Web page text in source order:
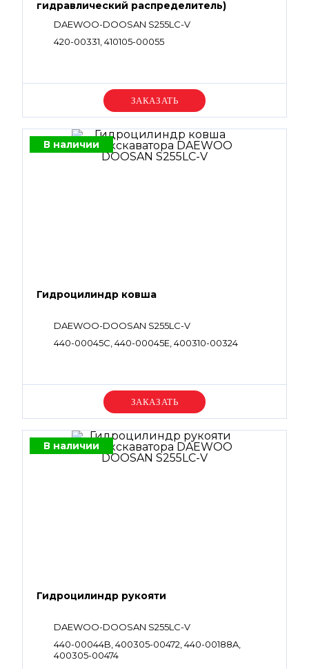
гидравлический распределитель)
DAEWOO-DOOSAN S255LC-V
420-00331, 410105-00055
Уточняйте цену
В наличии
Гидроцилиндр ковша
DAEWOO-DOOSAN S255LC-V
440-00045C, 440-00045E, 400310-00324
Уточняйте цену
В наличии
Гидроцилиндр рукояти
DAEWOO-DOOSAN S255LC-V
440-00044B, 400305-00472, 440-00188A,
400305-00474